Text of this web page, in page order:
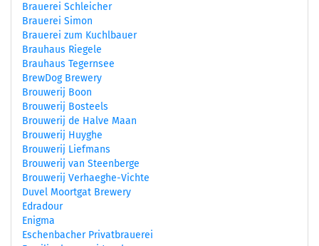
Brauerei Schleicher
Brauerei Simon
Brauerei zum Kuchlbauer
Brauhaus Riegele
Brauhaus Tegernsee
BrewDog Brewery
Brouwerij Boon
Brouwerij Bosteels
Brouwerij de Halve Maan
Brouwerij Huyghe
Brouwerij Liefmans
Brouwerij van Steenberge
Brouwerij Verhaeghe-Vichte
Duvel Moortgat Brewery
Edradour
Enigma
Eschenbacher Privatbrauerei